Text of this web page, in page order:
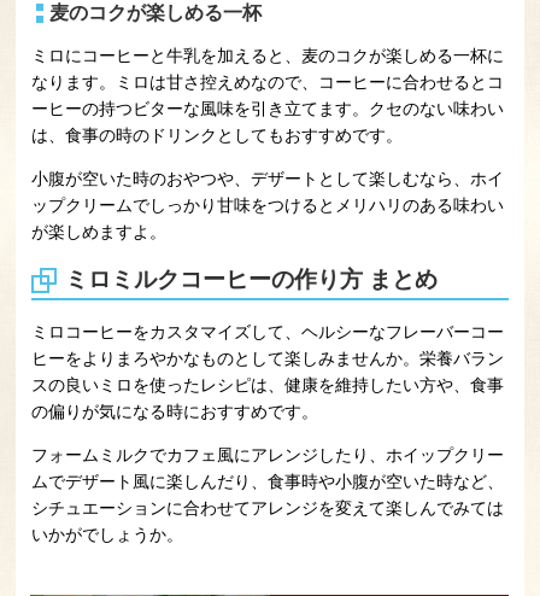
麦のコクが楽しめる一杯
ミロにコーヒーと牛乳を加えると、麦のコクが楽しめる一杯に
なります。ミロは甘さ控えめなので、コーヒーに合わせるとコ
ーヒーの持つビターな風味を引き立てます。クセのない味わい
は、食事の時のドリンクとしてもおすすめです。
小腹が空いた時のおやつや、デザートとして楽しむなら、ホイ
ップクリームでしっかり甘味をつけるとメリハリのある味わい
が楽しめますよ。
ミロミルクコーヒーの作り方 まとめ
ミロコーヒーをカスタマイズして、ヘルシーなフレーバーコー
ヒーをよりまろやかなものとして楽しみませんか。栄養バラン
スの良いミロを使ったレシピは、健康を維持したい方や、食事
の偏りが気になる時におすすめです。
フォームミルクでカフェ風にアレンジしたり、ホイップクリー
ムでデザート風に楽しんだり、食事時や小腹が空いた時など、
シチュエーションに合わせてアレンジを変えて楽しんでみては
いかがでしょうか。